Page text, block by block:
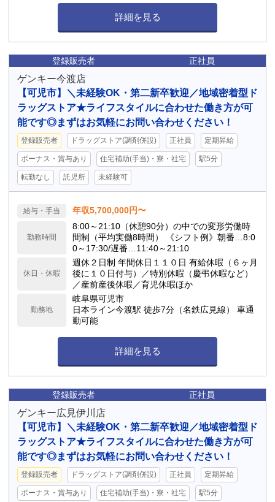
詳細を見る
登録販売者 正社員
ゲンキー今渡店
【可児市】＼未経験OK・第二新卒歓迎／地域密着型ド
ラッグストア★ライフスタイルに合わせた働き方が可
能です◎まずはお気軽にお問い合わせください！
登録販売者 ドラッグストア(調剤併設) 正社員 定期昇給
ボーナス・賞与あり 住宅補助(手当)・寮・社宅 駅5分
転勤なし 託児所 未経験可
給与・手当 年収5,700,000円〜
勤務時間
8:00～21:10（休憩90分）の中での変形労働時
間制（平均実働8時間） 《シフト例》朝番…8:0
0～17:30/遅番…11:40～21:10
休日・休暇
週休２日制 年間休日１１０日 有給休暇（６ヶ月
後に１０日付与）／特別休暇（慶弔休暇など）
／産前産後休暇／育児休暇ほか
勤務地
岐阜県可児市
日本ライン今渡駅 徒歩7分（名鉄広見線） 車通
勤可能
詳細を見る
登録販売者 正社員
ゲンキー広見伊川店
【可児市】＼未経験OK・第二新卒歓迎／地域密着型ド
ラッグストア★ライフスタイルに合わせた働き方が可
能です◎まずはお気軽にお問い合わせください！
登録販売者 ドラッグストア(調剤併設) 正社員 定期昇給
ボーナス・賞与あり 住宅補助(手当)・寮・社宅 駅5分